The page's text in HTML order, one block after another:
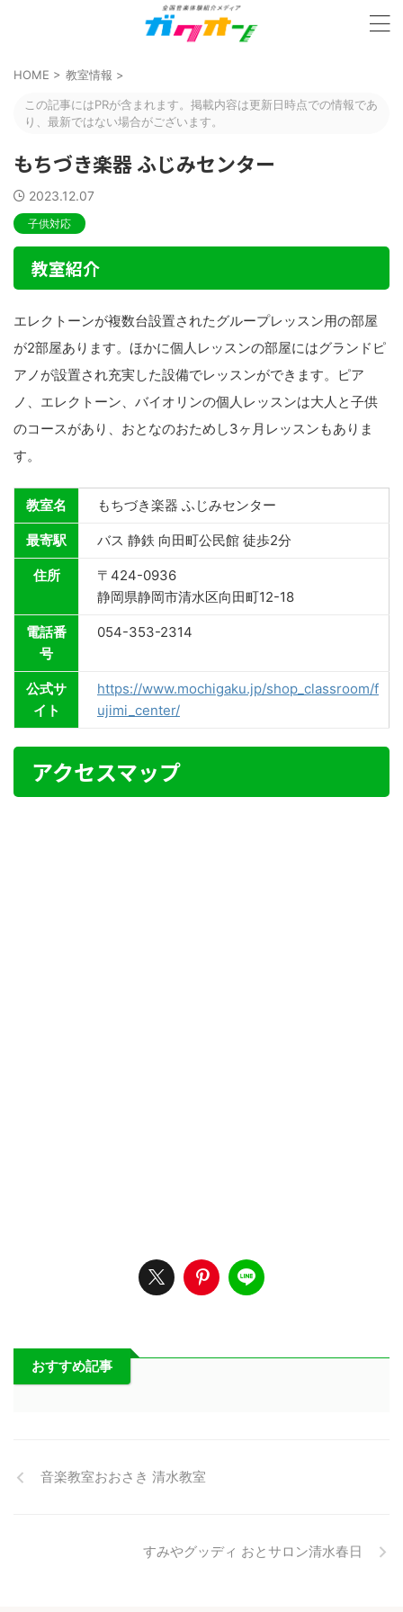
HOME > 教室情報 >
この記事にはPRが含まれます。掲載内容は更新日時点での情報であ
り、最新ではない場合がございます。
もちづき楽器 ふじみセンター
2023.12.07
子供対応
教室紹介
エレクトーンが複数台設置されたグループレッスン用の部屋
が2部屋あります。ほかに個人レッスンの部屋にはグランドピ
アノが設置され充実した設備でレッスンができます。ピア
ノ、エレクトーン、バイオリンの個人レッスンは大人と子供
のコースがあり、おとなのおためし3ヶ月レッスンもありま
す。
教室名 もちづき楽器 ふじみセンター
最寄駅 バス 静鉄 向田町公民館 徒歩2分
住所
〒424-0936
静岡県静岡市清水区向田町12-18
電話番
号
054-353-2314
公式サ
イト
https://www.mochigaku.jp/shop_classroom/f
ujimi_center/
アクセスマップ
おすすめ記事
音楽教室おおさき 清水教室
すみやグッディ おとサロン清水春日